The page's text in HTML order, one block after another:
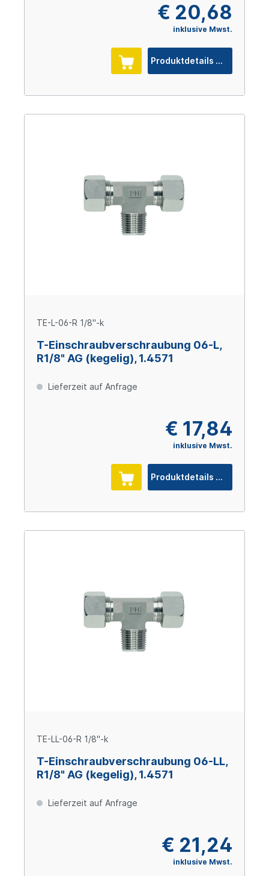
€ 20,68
inklusive Mwst.
Produktdetails
TE-L-06-R 1/8"-k
T-Einschraubverschraubung 06-L,
R1/8" AG (kegelig), 1.4571
Lieferzeit auf Anfrage
€ 17,84
inklusive Mwst.
Produktdetails
TE-LL-06-R 1/8"-k
T-Einschraubverschraubung 06-LL,
R1/8" AG (kegelig), 1.4571
Lieferzeit auf Anfrage
€ 21,24
inklusive Mwst.